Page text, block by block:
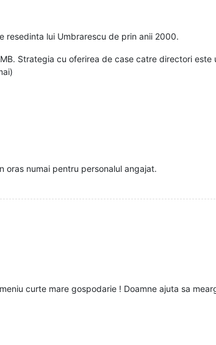
resedinta lui Umbrarescu de prin anii 2000.
Strategia cu oferirea de case catre directori este
numai pentru personalul angajat.
curte mare gospodarie ! Doamne ajuta sa